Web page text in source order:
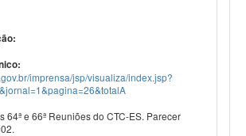
imprensa/jsp/visualiza/index.jsp?
64ª e 66ª Reuniões do CTC-ES. Parecer